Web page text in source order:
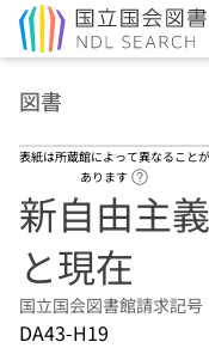
図書
表紙は所蔵館によって異なることが
あります
新自由主
と現在
国立国会図書館請求記号
DA43-H19